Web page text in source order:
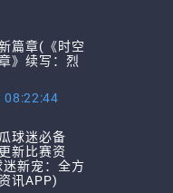
篇章(《时空
》续写：烈
08:22:44
球迷必备
新比赛资
新宠：全方
讯APP)